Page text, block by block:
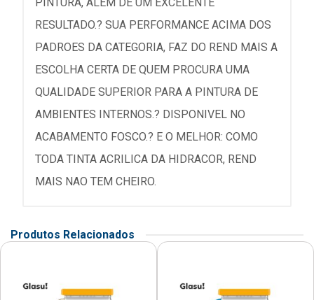
RESULTADO.? SUA PERFORMANCE ACIMA DOS
PADROES DA CATEGORIA, FAZ DO REND MAIS A
ESCOLHA CERTA DE QUEM PROCURA UMA
QUALIDADE SUPERIOR PARA A PINTURA DE
AMBIENTES INTERNOS.? DISPONIVEL NO
ACABAMENTO FOSCO.? E O MELHOR: COMO
TODA TINTA ACRILICA DA HIDRACOR, REND
MAIS NAO TEM CHEIRO.
Produtos Relacionados